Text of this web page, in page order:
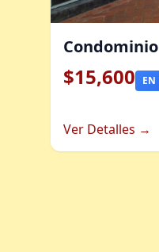
$15,600 EN
Ver Detalles →